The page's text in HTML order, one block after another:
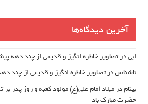
آخرین دیدگاه‌ها
ابیدرتصاویر خاطره انگیز و قدیمی از چند دهه
ناشناسدرتصاویر خاطره انگیز و قدیمی از چند
بینامدرمیلاد امام علی(ع) مولود کعبه و روز پدر بر
حضرت مبارک باد